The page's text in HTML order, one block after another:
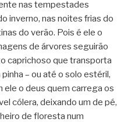
nas tempestades
inverno, nas noites frias do
do verão. Pois é ele o
de árvores seguirão
caprichoso que transporta
– ou até o solo estéril,
ele o deus quem carrega os
cólera, deixando um de pé,
de floresta num